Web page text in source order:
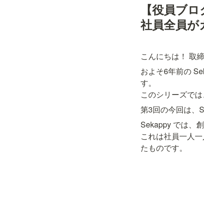
【役員ブロ
社員全員が
こんにちは！ 取
およそ6年前の
す。
このシリーズで
第3回の今回は、
Sekappy では、
これは社員一人
たものです。